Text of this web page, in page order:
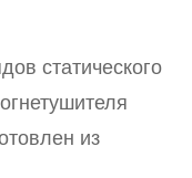
статического
из